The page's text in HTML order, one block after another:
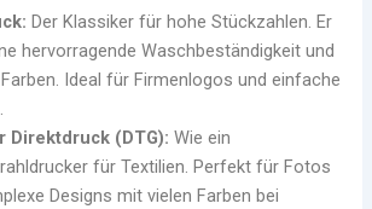
Der Klassiker für hohe Stückzahlen. Er
hervorragende Waschbeständigkeit und
Ideal für Firmenlogos und einfache
Direktdruck (DTG): Wie ein
für Textilien. Perfekt für Fotos
Designs mit vielen Farben bei